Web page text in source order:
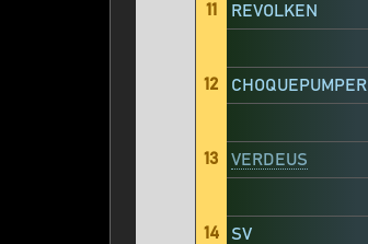
11 REVOLKEN
12 CHOQUEPUMPER
13 VERDEUS
14 SV